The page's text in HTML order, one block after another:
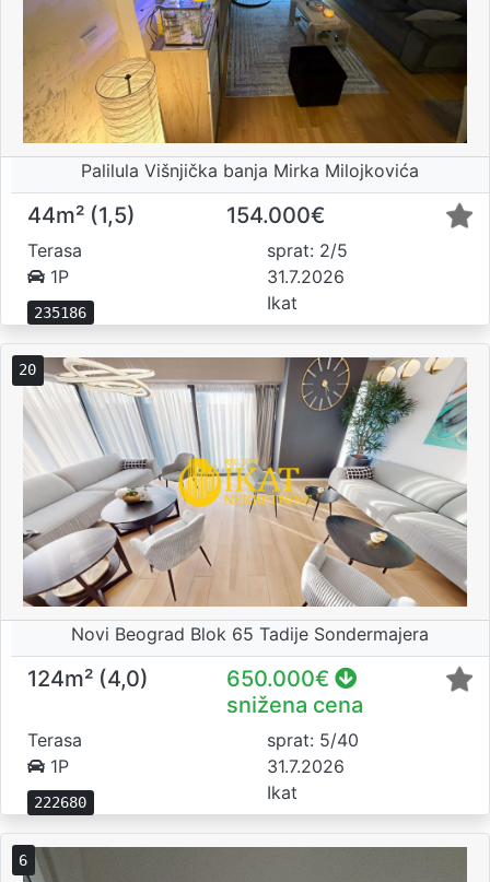
Palilula Višnjička banja Mirka Milojkovića
44m² (1,5) 154.000€
Terasa
1P
235186
sprat: 2/5
31.7.2026
Ikat
20
Novi Beograd Blok 65 Tadije Sondermajera
124m² (4,0)
650.000€
snižena cena
Terasa
1P
222680
sprat: 5/40
31.7.2026
Ikat
6